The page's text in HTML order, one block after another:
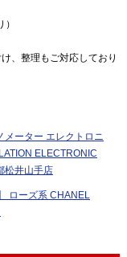
、整理もご対応しており
メーター エレクトロニ
ELECTRONIC
松井山手店
ローズ系 CHANEL